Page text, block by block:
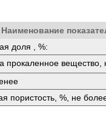
Наименование
доля , %:
прокаленное вещество,
пористость, %, не